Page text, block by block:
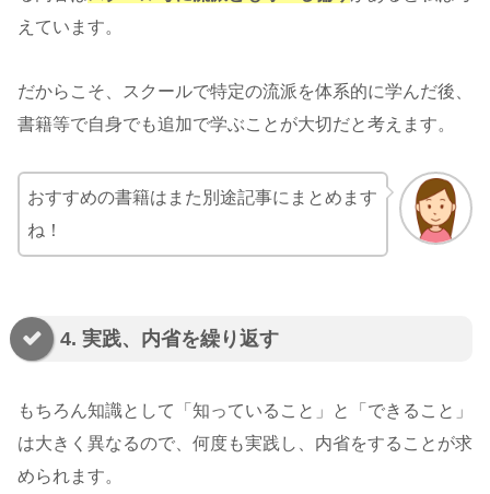
えています。
だからこそ、スクールで特定の流派を体系的に学んだ後、
書籍等で自身でも追加で学ぶことが大切だと考えます。
おすすめの書籍はまた別途記事にまとめます
ね！
4. 実践、内省を繰り返す
もちろん知識として「知っていること」と「できること」
は大きく異なるので、何度も実践し、内省をすることが求
められます。